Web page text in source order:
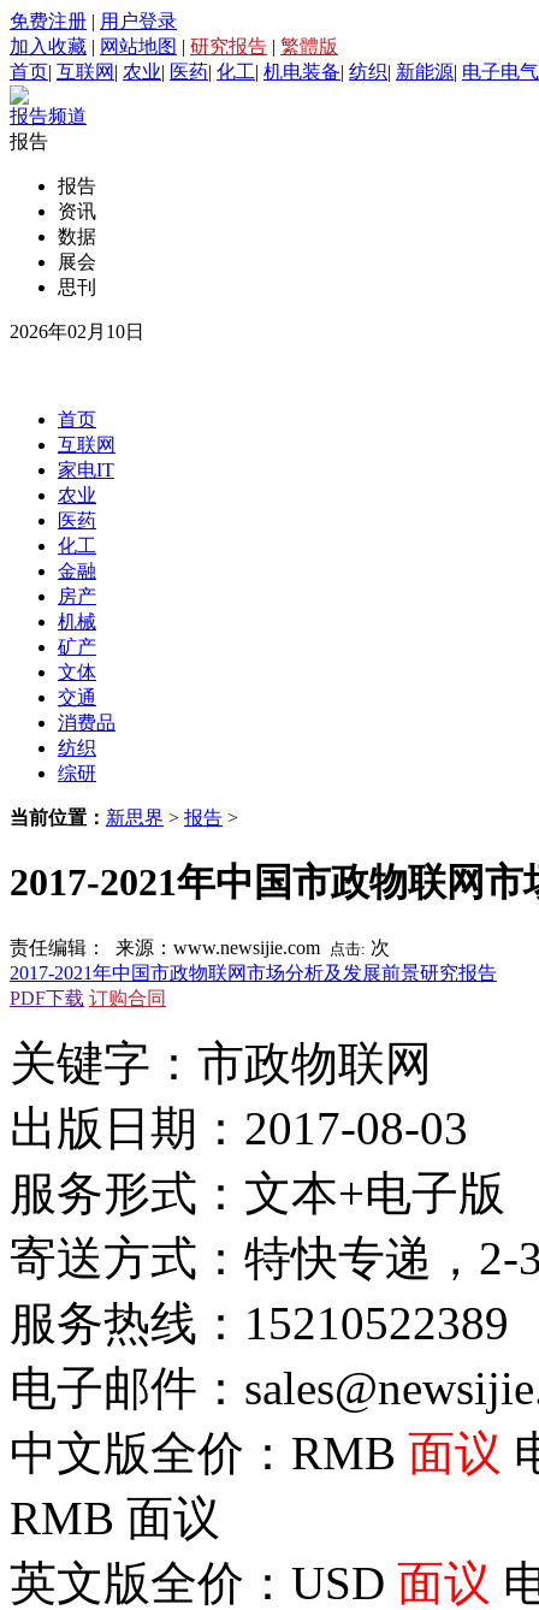
免费注册 | 用户登录
加入收藏 | 网站地图 | 研究报告 | 繁體版
首页| 互联网 | 农业| 医药| 化工| 机电装备| 纺织| 新能源| 电子电气
报告频道
报告
报告
资讯
数据
展会
思刊
2026年02月10日
首页
互联网
家电IT
农业
医药
化工
金融
房产
机械
矿产
文体
交通
消费品
纺织
综研
当前位置： 新思界 > 报告 >
2017-2021年中国市政物联网
责任编辑： 来源：www.newsijie.com 点击: 次
2017-2021年中国市政物联网市场分析及发展前景研究报告
PDF下载 订购合同
关键字：市政物联网
出版日期：2017-08-03
服务形式：文本+电子版
寄送方式：特快专递，2-
服务热线：15210522389
电子邮件：
中文版全价：RMB 面议
RMB 面议
英文版全价：USD 面议